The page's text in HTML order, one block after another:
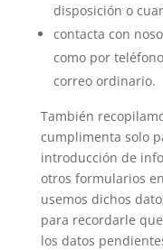
disposición o
contacta con
como por
correo ordinario.
También
cumplimenta solo
introducción de
otros formularios
usemos dichos
para recordarle
los datos